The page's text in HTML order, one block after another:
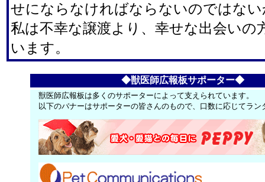
せにならなければならないのではない
私は不幸な譲渡より、幸せな出会いの
います。
◆獣医師広報板サポーター◆
獣医師広報板は多くのサポーターによって支えられています。
以下のバナーはサポーターの皆さんのもので、口数に応じてラ